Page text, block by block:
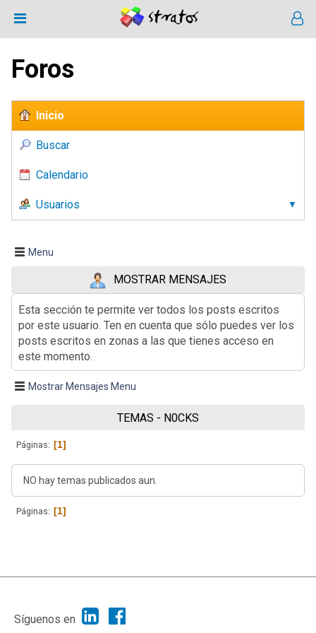
Foros
Inicio
Buscar
Calendario
Usuarios
Menu
MOSTRAR MENSAJES
Esta sección te permite ver todos los posts escritos
por este usuario. Ten en cuenta que sólo puedes ver los
posts escritos en zonas a las que tienes acceso en
este momento.
Mostrar Mensajes Menu
TEMAS - N0CKS
Páginas 1
NO hay temas publicados aun.
Páginas 1
|
Síguenos en